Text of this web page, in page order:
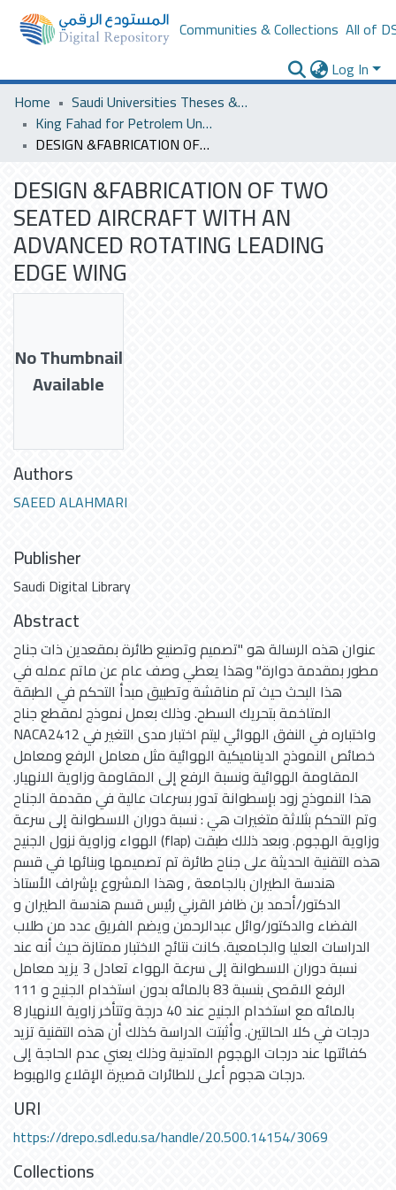
Communities & Collections All of
Log In
Home
Saudi Universities Theses & Dissertations
King Fahad for Petrolem University
DESIGN &FABRICATION OF TWO SEATED AIRCRAFT WITH AN ADVANCED ROTATING LEADING EDGE WING
DESIGN &FABRICATION OF TWO
SEATED AIRCRAFT WITH AN
ADVANCED ROTATING LEADING
EDGE WING
No Thumbnail
Available
Authors
SAEED ALAHMARI
Publisher
Saudi Digital Library
Abstract
عنوان هذه الرسالة هو "تصميم وتصنيع طائرة بمقعدين ذات جناح
مطور بمقدمة دوارة" وهذا يعطي وصف عام عن ماتم عمله في
هذا البحث حيث تم مناقشة وتطبيق مبدأ التحكم في الطبقة
المتاخمة بتحريك السطح. وذلك بعمل نموذج لمقطع جناح
NACA2412 واختباره في النفق الهوائي ليتم اختبار مدى التغير في
خصائص النموذج الديناميكية الهوائية مثل معامل الرفع ومعامل
المقاومة الهوائية ونسبة الرفع إلى المقاومة وزاوية الانهيار.
هذا النموذج زود بإسطوانة تدور بسرعات عالية في مقدمة الجناح
وتم التحكم بثلاثة متغيرات هي : نسبة دوران الاسطوانة إلى سرعة
الهواء وزاوية نزول الجنيح (flap) وزاوية الهجوم. وبعد ذللك طبقت
هذه التقنية الحديثة على جناح طائرة تم تصميمها وبنائها في قسم
هندسة الطيران بالجامعة , وهذا المشروع بإشراف الأستاذ
الدكتور/أحمد بن ظافر القرني رئيس قسم هندسة الطيران و
الفضاء والدكتور/وائل عبدالرحمن ويضم الفريق عدد من طلاب
الدراسات العليا والجامعية. كانت نتائج الاختبار ممتازة حيث أنه عند
نسبة دوران الاسطوانة إلى سرعة الهواء تعادل 3 يزيد معامل
الرفع الاقصى بنسبة 83 بالمائه بدون استخدام الجنيح و 111
بالمائه مع استخدام الجنيح عند 40 درجة وتتأخر زاوية الانهيار 8
درجات في كلا الحالتين. وأثبتت الدراسة كذلك أن هذه التقنية تزيد
كفائتها عند درجات الهجوم المتدنية وذلك يعني عدم الحاجة إلى
درجات هجوم أعلى للطائرات قصيرة الإقلاع والهبوط.
URI
https://drepo.sdl.edu.sa/handle/20.500.14154/3069
Collections